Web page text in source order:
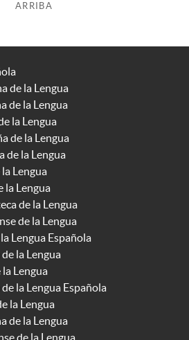
ARRIBA
de la Lengua
de la Lengua
la Lengua
de la Lengua
de la Lengua
Lengua
la Lengua
de la Lengua
de la Lengua
Lengua Española
la Lengua
Lengua
la Lengua Española
la Lengua
de la Lengua
de la Lengua